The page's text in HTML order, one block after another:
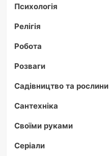
Психологія
Релігія
Робота
Розваги
Садівництво та рослини
Сантехніка
Своїми руками
Серіали